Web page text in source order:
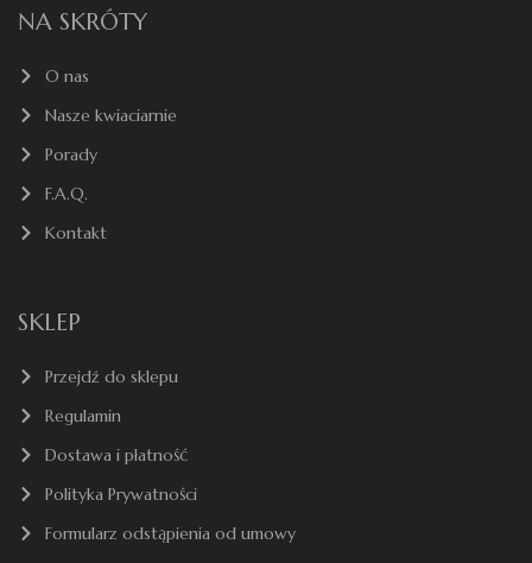
NA SKRÓTY
O nas
Nasze kwiaciarnie
Porady
F.A.Q.
Kontakt
SKLEP
Przejdź do sklepu
Regulamin
Dostawa i płatność
Polityka Prywatności
Formularz odstąpienia od umowy